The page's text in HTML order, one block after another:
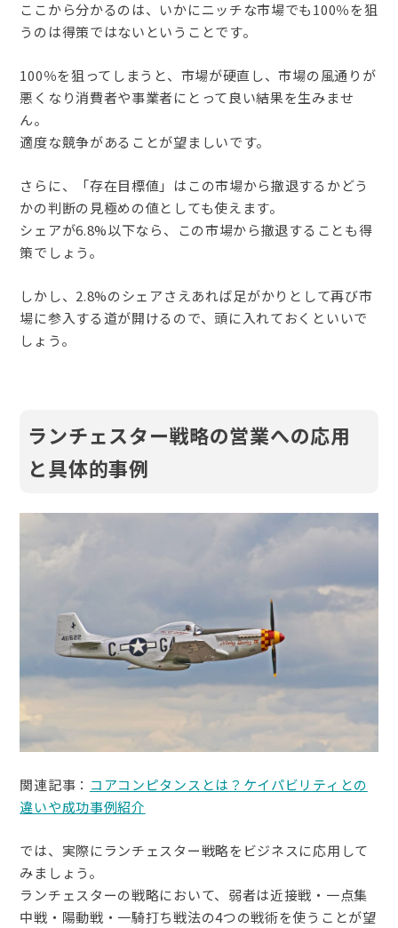
ここから分かるのは、いかにニッチな市場でも100％を狙
うのは得策ではないということです。
100％を狙ってしまうと、市場が硬直し、市場の風通りが
悪くなり消費者や事業者にとって良い結果を生みませ
ん。
適度な競争があることが望ましいです。
さらに、「存在目標値」はこの市場から撤退するかどう
かの判断の見極めの値としても使えます。
シェアが6.8%以下なら、この市場から撤退することも得
策でしょう。
しかし、2.8%のシェアさえあれば足がかりとして再び市
場に参入する道が開けるので、頭に入れておくといいで
しょう。
ランチェスター戦略の営業への応用
と具体的事例
関連記事： コアコンピタンスとは？ケイパビリティとの
違いや成功事例紹介
では、実際にランチェスター戦略をビジネスに応用して
みましょう。
ランチェスターの戦略において、弱者は近接戦・一点集
中戦・陽動戦・一騎打ち戦法の4つの戦術を使うことが望